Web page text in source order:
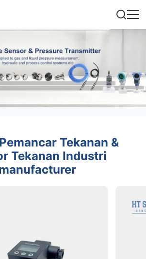
Tekanan &
Tekanan Industri